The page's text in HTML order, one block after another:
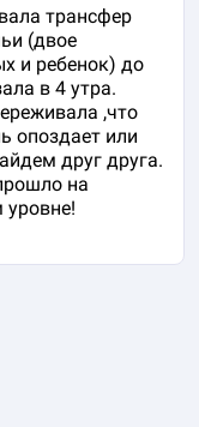
трансфер
(двое
и ребенок) до
в 4 утра.
,что
опоздает или
друг друга.
на